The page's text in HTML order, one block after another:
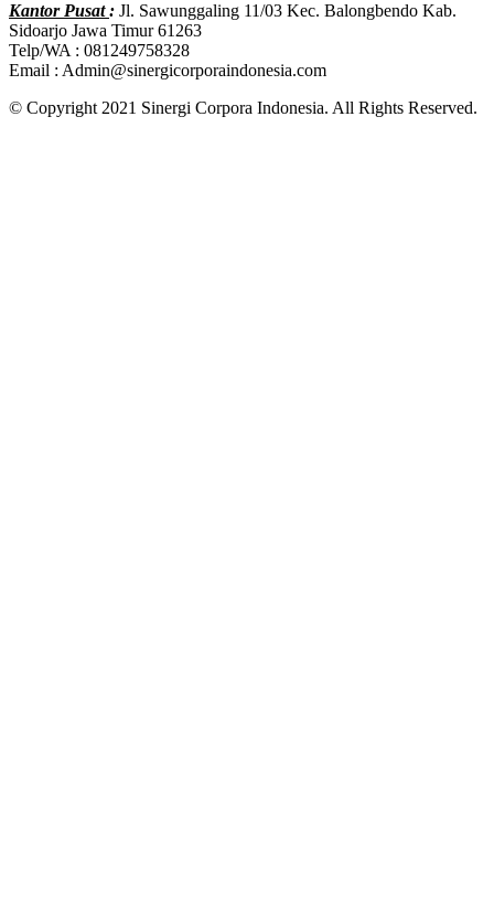
Kantor Pusat: Jl. Sawunggaling 11/03 Kec. Balongbendo Kab.
Sidoarjo Jawa Timur 61263
Telp/WA : 081249758328
Email : Admin@sinergicorporaindonesia.com
© Copyright 2021 Sinergi Corpora Indonesia. All Rights Reserved.